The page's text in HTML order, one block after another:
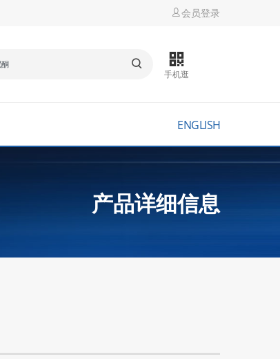
会员登录
手机逛
ENGLISH
产品详细信息